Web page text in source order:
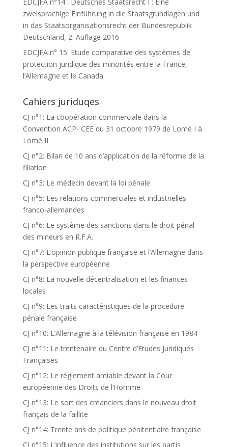
zweisprachige Einführung in die Staatsgrundlagen und
in das Staatsorganisationsrecht der Bundesrepublik
Deutschland, 2. Auflage 2016
EDCJFA n° 15: Etude comparative des systèmes de
protection juridique des minorités entre la France,
l’Allemagne et le Canada
Cahiers juriduqes
CJ n°1: La coopération commerciale dans la
Convention ACP- CEE du 31 octobre 1979 de Lomé I à
Lomé II
CJ n°2: Bilan de 10 ans d’application de la réforme de la
filiation
CJ n°3: Le médecin devant la loi pénale
CJ n°5: Les relations commerciales et industrielles
franco-allemandes
CJ n°6: Le système des sanctions dans le droit pénal
des mineurs en R.F.A.
CJ n°7: L’opinion publique française et l’Allemagne dans
la perspective européenne
CJ n°8: La nouvelle décentralisation et les finances
locales
CJ n°9: Les traits caractéristiques de la procedure
pénale française
CJ n°10: L’Allemagne à la télévision française en 1984
CJ n°11: Le trentenaire du Centre d’Etudes Juridiques
Françaises
CJ n°12: Le règlement amiable devant la Cour
européenne des Droits de l’Homme
CJ n°13: Le sort des créanciers dans le nouveau droit
français de la faillite
CJ n°14: Trente ans de politique pénitentiaire française
CJ n°15: L’influence des institutions sur les partis